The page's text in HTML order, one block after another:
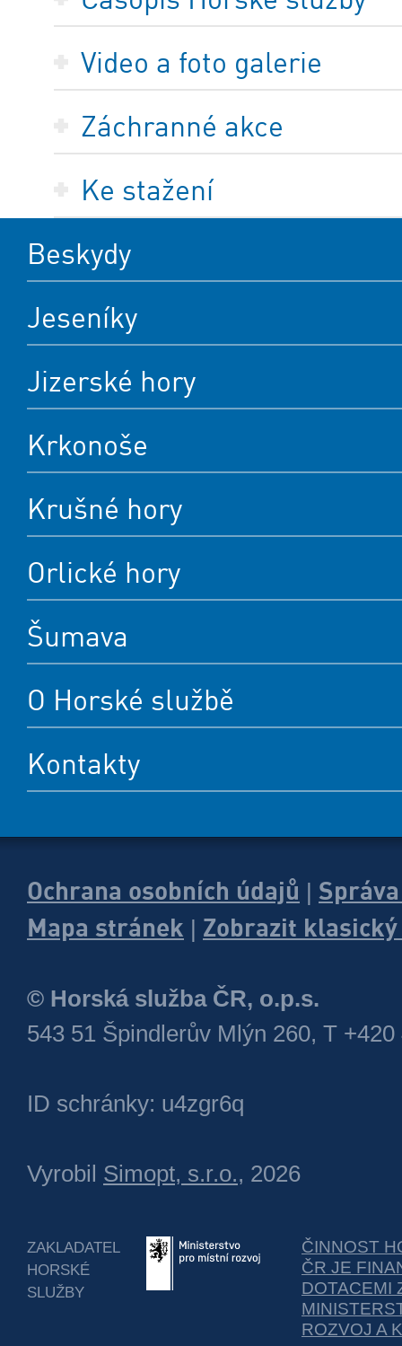
Video a foto galerie
Záchranné akce
Ke stažení
Beskydy
Jeseníky
Jizerské hory
Krkonoše
Krušné hory
Orlické hory
Šumava
O Horské službě
Kontakty
Ochrana osobních údajů
Mapa stránek
Zobrazit
© Horská služba ČR, o.p.s.
543 51 Špindlerův Mlýn 260, T +420
ID schránky: u4zgr6q
Vyrobil Simopt, s.r.o., 2026
ZAKLADATEL
HORSKÉ
SLUŽBY
ČINNOST
ČR JE
DOTACEMI
ROZVOJ A